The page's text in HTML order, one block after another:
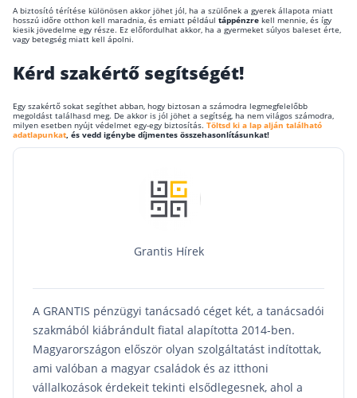
Blog
Rólunk
Szabad felhasználású hitel
Hitelkiváltás
Babaváró hitel
Vagyonbiztosítások
Casco
Lakásbiztosítás útmutató – Hogyan válassz?
Minősített Fogyasztóbarát Otthonbiztosítás
A biztosító térítése különösen akkor jöhet jól, ha a szülőnek a gyerek állapota miatt
hosszú időre otthon kell maradnia, és emiatt például táppénzre kell mennie, és így
kiesik jövedelme egy része. Ez előfordulhat akkor, ha a gyermeket súlyos baleset érte,
vagy betegség miatt kell ápolni.
Kérd szakértő segítségét!
Egy szakértő sokat segíthet abban, hogy biztosan a számodra legmegfelelőbb
megoldást találhasd meg. De akkor is jól jöhet a segítség, ha nem világos számodra,
milyen esetben nyújt védelmet egy-egy biztosítás. Töltsd ki a lap alján található
adatlapunkat, és vedd igénybe díjmentes összehasonlításunkat!
Grantis Hírek
A GRANTIS pénzügyi tanácsadó céget két, a tanácsadói
szakmából kiábrándult fiatal alapította 2014-ben.
Magyarországon először olyan szolgáltatást indítottak,
ami valóban a magyar családok és az itthoni
vállalkozások érdekeit tekinti elsődlegesnek, ahol a